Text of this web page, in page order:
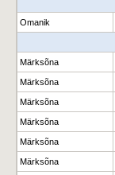
Omanik
Märksõna
Märksõna
Märksõna
Märksõna
Märksõna
Märksõna